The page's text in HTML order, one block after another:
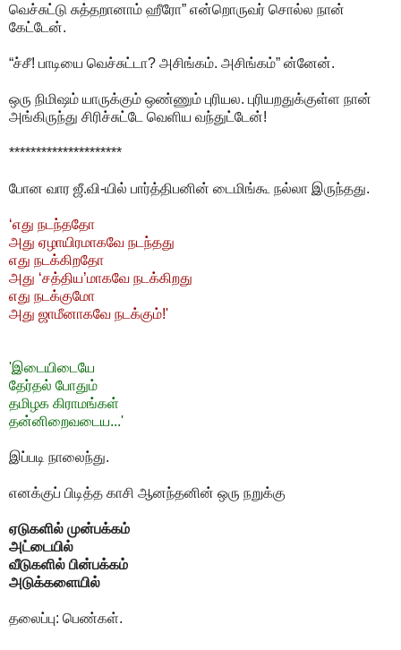
வெச்சுட்டு சுத்தறானாம் ஹீரோ” என்றொருவர் சொல்ல நான்
கேட்டேன்.
“ச்சீ! பாடியை வெச்சுட்டா? அசிங்கம். அசிங்கம்” ன்னேன்.
ஒரு நிமிஷம் யாருக்கும் ஒண்ணும் புரியல. புரியறதுக்குள்ள நான்
அங்கிருந்து சிரிச்சுட்டே வெளிய வந்துட்டேன்!
*********************
போன வார ஜீ.வி-யில் பார்த்திபனின் டைமிங்கூ நல்லா இருந்தது.
‘எது நடந்ததோ
அது ஏழாயிரமாகவே நடந்தது
எது நடக்கிறதோ
அது ‘சத்திய’மாகவே நடக்கிறது
எது நடக்குமோ
அது ஜாமீனாகவே நடக்கும்!'
'இடையிடையே
தேர்தல் போதும்
தமிழக கிராமங்கள்
தன்னிறைவடைய...'
இப்படி நாலைந்து.
எனக்குப் பிடித்த காசி ஆனந்தனின் ஒரு நறுக்கு
ஏடுகளில் முன்பக்கம்
அட்டையில்
வீடுகளில் பின்பக்கம்
அடுக்களையில்
தலைப்பு: பெண்கள்.